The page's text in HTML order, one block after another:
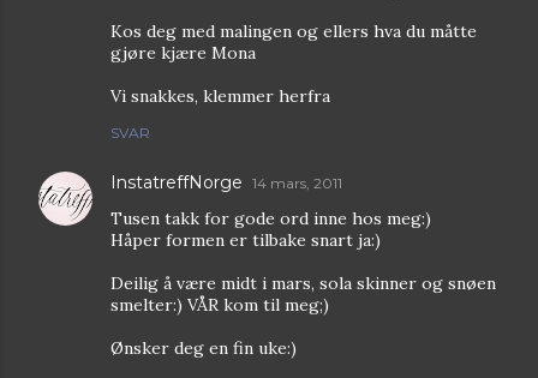
Kos deg med malingen og ellers hva du måtte
gjøre kjære Mona
Vi snakkes, klemmer herfra
SVAR
InstatreffNorge 14 mars, 2011
Tusen takk for gode ord inne hos meg:)
Håper formen er tilbake snart ja:)
Deilig å være midt i mars, sola skinner og snøen
smelter:) VÅR kom til meg;)
Ønsker deg en fin uke:)